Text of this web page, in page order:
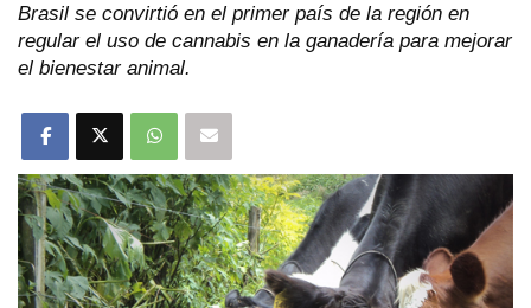
Brasil se convirtió en el primer país de la región en
regular el uso de cannabis en la ganadería para mejorar
el bienestar animal.